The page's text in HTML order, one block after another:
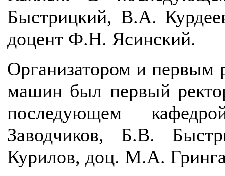
Быстрицкий, В.А.
доцент Ф.Н. Ясинский.
Организатором и первым
машин был первый
последующем
Заводчиков, Б.В.
Курилов, доц. М.А.